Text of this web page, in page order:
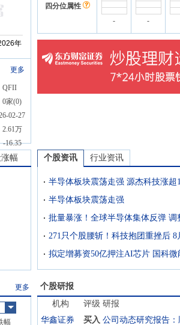
更多
QFII
0家(0)
02-27
2.61万
-16.35
四分位属性
-
-
幅 个股资讯 行业资讯
半导体板块震荡走强 源杰科技涨超
半导体板块震荡走强
批量暴涨！全球半导体集体反弹 调
更多
幅
个股研报
机构
评级 研报
华鑫证券
买入